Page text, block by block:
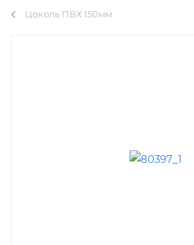
Цоколь ПВХ 150мм